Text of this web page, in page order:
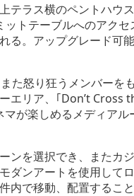
テラス横のペントハウ
トテーブルへのアク
る。アップグレード可
た怒り狂うメンバーを
エリア、｢Don’t Cross
が楽しめるメディア
ンを選択でき、またカ
ダンアートを使用して
で移動、配置すること